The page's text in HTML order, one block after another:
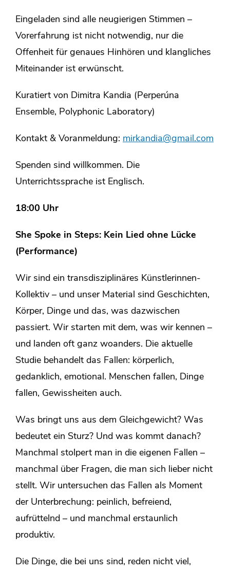
Eingeladen sind alle neugierigen Stimmen –
Vorerfahrung ist nicht notwendig, nur die
Offenheit für genaues Hinhören und klangliches
Miteinander ist erwünscht.
Kuratiert von Dimitra Kandia (Perperúna
Ensemble, Polyphonic Laboratory)
Kontakt & Voranmeldung: mirkandia@gmail.com
Spenden sind willkommen. Die
Unterrichtssprache ist Englisch.
18:00 Uhr
She Spoke in Steps: Kein Lied ohne Lücke
(Performance)
Wir sind ein transdisziplinäres Künstlerinnen-
Kollektiv – und unser Material sind Geschichten,
Körper, Dinge und das, was dazwischen
passiert. Wir starten mit dem, was wir kennen –
und landen oft ganz woanders. Die aktuelle
Studie behandelt das Fallen: körperlich,
gedanklich, emotional. Menschen fallen, Dinge
fallen, Gewissheiten auch.
Was bringt uns aus dem Gleichgewicht? Was
bedeutet ein Sturz? Und was kommt danach?
Manchmal stolpert man in die eigenen Fallen –
manchmal über Fragen, die man sich lieber nicht
stellt. Wir untersuchen das Fallen als Moment
der Unterbrechung: peinlich, befreiend,
aufrüttelnd – und manchmal erstaunlich
produktiv.
Die Dinge, die bei uns sind, reden nicht viel,